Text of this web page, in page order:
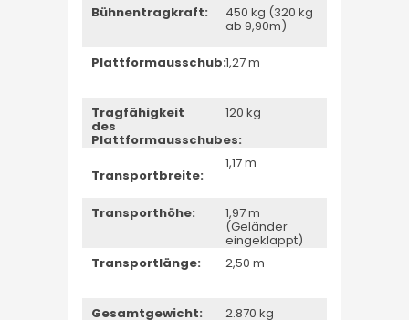
Bühnentragkraft: 450 kg (320 kg
ab 9,90m)
Plattformausschub:1,27 m
Tragfähigkeit
des
Plattformausschubes:
120 kg
Transportbreite:
1,17 m
Transporthöhe: 1,97 m
(Geländer
eingeklappt)
Transportlänge:
2,50 m
Gesamtgewicht: 2.870 kg